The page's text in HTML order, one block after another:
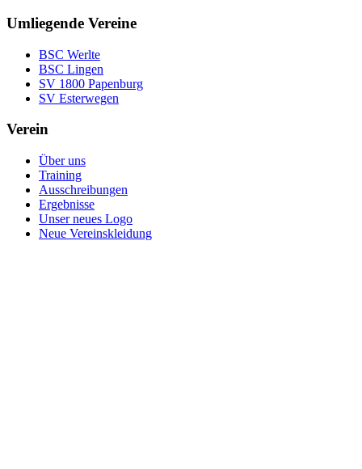
Umliegende Vereine
BSC Werlte
BSC Lingen
SV 1800 Papenburg
SV Esterwegen
Verein
Über uns
Training
Ausschreibungen
Ergebnisse
Unser neues Logo
Neue Vereinskleidung